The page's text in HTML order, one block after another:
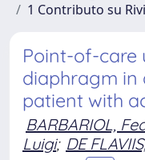
1 Contributo su
Point-of-care
diaphragm in
patient with
BARBARIOL,
Luigi; DE